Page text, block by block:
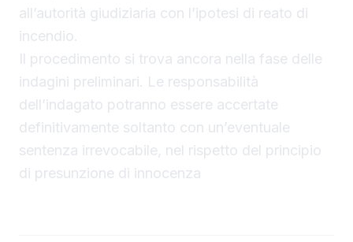
all’autorità giudiziaria con l’ipotesi di reato di
incendio.
Il procedimento si trova ancora nella fase delle
indagini preliminari. Le responsabilità
dell’indagato potranno essere accertate
definitivamente soltanto con un’eventuale
sentenza irrevocabile, nel rispetto del principio
di presunzione di innocenza